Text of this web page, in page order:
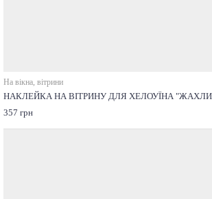
На вікна, вітрини
НАКЛЕЙКА НА ВІТРИНУ ДЛЯ ХЕЛОУЇНА
357 грн